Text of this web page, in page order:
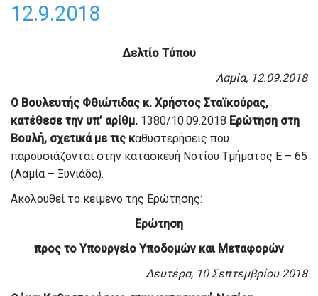
12.9.2018
Δελτίο Τύπου
Λαμία, 12.09.2018
Ο Βουλευτής Φθιώτιδας κ. Χρήστος Σταϊκούρας,
κατέθεσε την υπ’ αρίθμ. 1380/10.09.2018 Ερώτηση στη
Βουλή, σχετικά με τις καθυστερήσεις που
παρουσιάζονται στην κατασκευή Νοτίου Τμήματος Ε – 65
(Λαμία – Ξυνιάδα).
Ακολουθεί το κείμενο της Ερώτησης:
Ερώτηση
προς το Υπουργείο Υποδομών και Μεταφορών
Δευτέρα, 10 Σεπτεμβρίου 2018